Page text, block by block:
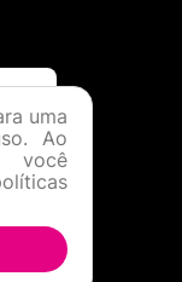
uma
Ao
você